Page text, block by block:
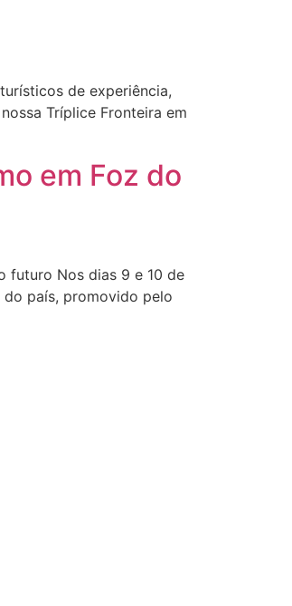
de experiência,
Tríplice Fronteira em
em Foz do
futuro Nos dias 9 e 10 de
do país, promovido pelo